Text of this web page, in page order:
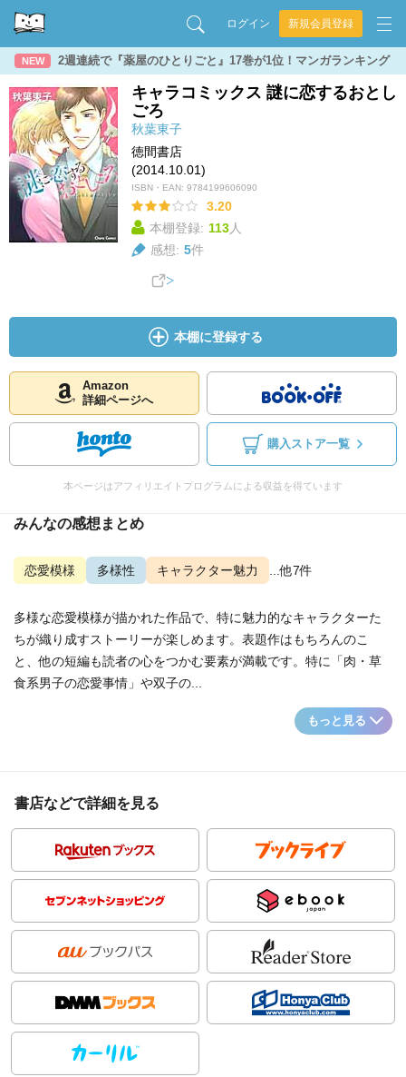
ログイン 新規会員登録
NEW 2週連続で『薬屋のひとりごと』17巻が1位！マンガランキング
キャラコミックス 謎に恋するおとし
ごろ
秋葉東子
徳間書店
(2014.10.01)
ISBN・EAN: 9784199606090
3.20
本棚登録: 113人
感想: 5件
本棚に登録する
Amazon
詳細ページへ
購入ストア一覧
本ページはアフィリエイトプログラムによる収益を得ています
みんなの感想まとめ
恋愛模様 多様性 キャラクター魅力 ...他7件
多様な恋愛模様が描かれた作品で、特に魅力的なキャラクターた
ちが織り成すストーリーが楽しめます。表題作はもちろんのこ
と、他の短編も読者の心をつかむ要素が満載です。特に「肉・草
食系男子の恋愛事情」や双子の...
もっと見る
書店などで詳細を見る